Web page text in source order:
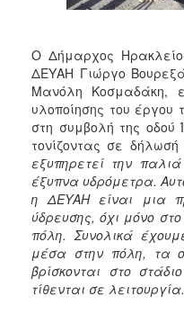
ΤΟΠΟΣ
ΠΟΛΙΤΙΣΜΟΣ
ΑΝΘΕΚΤΙΚΗ
ΠΟΛΗ
Ο Δήμαρχος
ΔΕΥΑΗ Γιώργο
Μανόλη Κοσμαδάκη,
υλοποίησης του έργου
στη συμβολή της οδού
τονίζοντας σε δήλωσή
εξυπηρετεί την
έξυπνα υδρόμετρα.
η ΔΕΥΑΗ είναι μια
ύδρευσης, όχι μόνο
πόλη. Συνολικά
μέσα στην πόλη, τα
βρίσκονται στο
τίθενται σε